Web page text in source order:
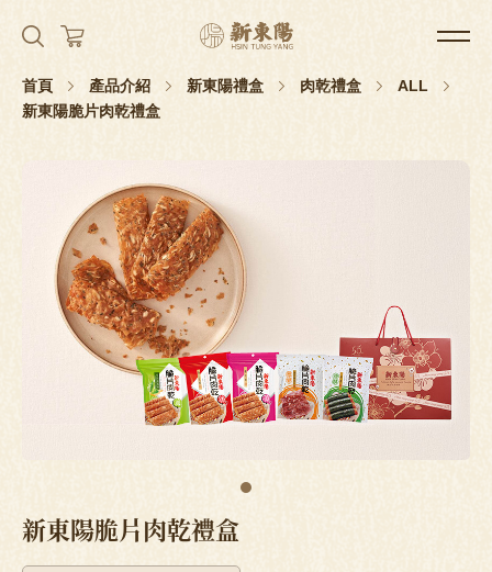
首頁 產品介紹 新東陽禮盒 肉乾禮盒
ALL
新東陽脆片肉乾禮盒
新東陽脆片肉乾禮盒